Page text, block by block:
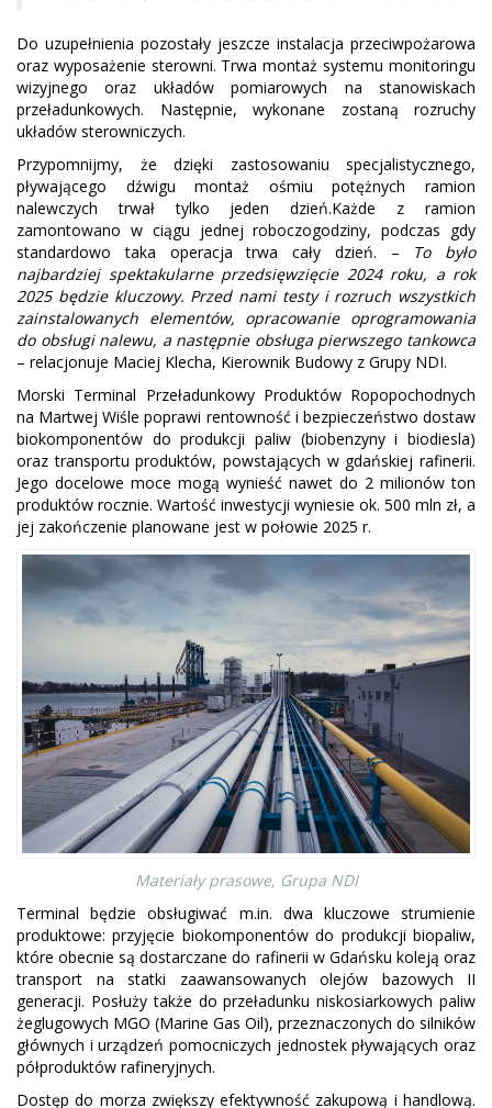
Do uzupełnienia pozostały jeszcze instalacja przeciwpożarowa
oraz wyposażenie sterowni. Trwa montaż systemu monitoringu
wizyjnego oraz układów pomiarowych na stanowiskach
przeładunkowych. Następnie, wykonane zostaną rozruchy
układów sterowniczych.
Przypomnijmy, że dzięki zastosowaniu specjalistycznego,
pływającego dźwigu montaż ośmiu potężnych ramion
nalewczych trwał tylko jeden dzień.Każde z ramion
zamontowano w ciągu jednej roboczogodziny, podczas gdy
standardowo taka operacja trwa cały dzień. – To było
najbardziej spektakularne przedsięwzięcie 2024 roku, a rok
2025 będzie kluczowy. Przed nami testy i rozruch wszystkich
zainstalowanych elementów, opracowanie oprogramowania
do obsługi nalewu, a następnie obsługa pierwszego tankowca
– relacjonuje Maciej Klecha, Kierownik Budowy z Grupy NDI.
Morski Terminal Przeładunkowy Produktów Ropopochodnych
na Martwej Wiśle poprawi rentowność i bezpieczeństwo dostaw
biokomponentów do produkcji paliw (biobenzyny i biodiesla)
oraz transportu produktów, powstających w gdańskiej rafinerii.
Jego docelowe moce mogą wynieść nawet do 2 milionów ton
produktów rocznie. Wartość inwestycji wyniesie ok. 500 mln zł, a
jej zakończenie planowane jest w połowie 2025 r.
Materiały prasowe, Grupa NDI
Terminal będzie obsługiwać m.in. dwa kluczowe strumienie
produktowe: przyjęcie biokomponentów do produkcji biopaliw,
które obecnie są dostarczane do rafinerii w Gdańsku koleją oraz
transport na statki zaawansowanych olejów bazowych II
generacji. Posłuży także do przeładunku niskosiarkowych paliw
żeglugowych MGO (Marine Gas Oil), przeznaczonych do silników
głównych i urządzeń pomocniczych jednostek pływających oraz
półproduktów rafineryjnych.
Dostęp do morza zwiększy efektywność zakupową i handlową.